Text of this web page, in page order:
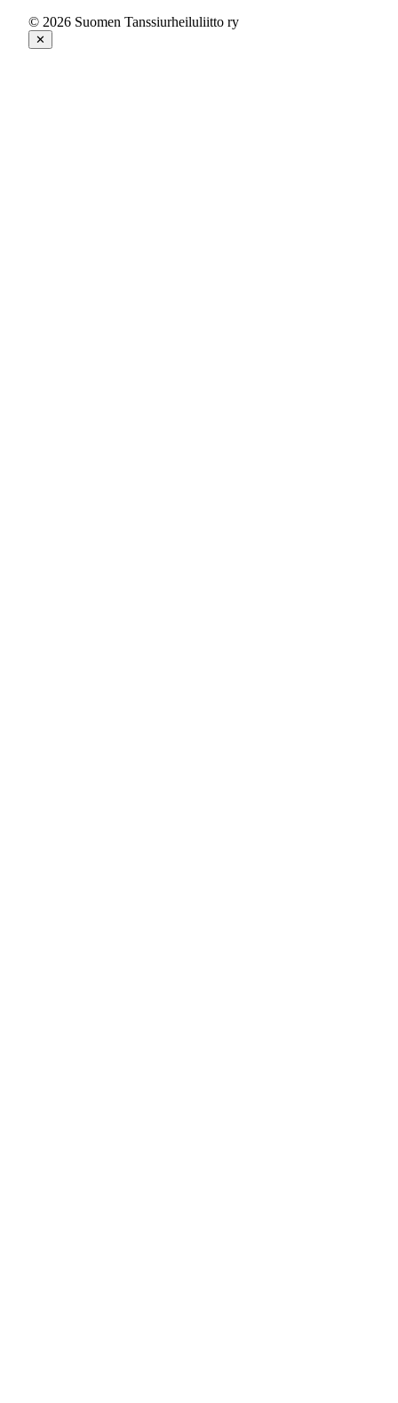
© 2026 Suomen Tanssiurheiluliitto ry
✕